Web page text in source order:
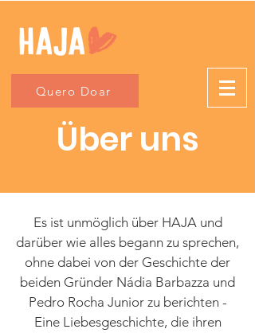
Quero Doar
Über uns
Es ist unmöglich über HAJA und
darüber wie alles begann zu sprechen,
ohne dabei von der Geschichte der
beiden Gründer Nádia Barbazza und
Pedro Rocha Junior zu berichten -
Eine Liebesgeschichte, die ihren